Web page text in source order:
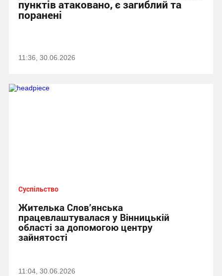
пунктів атаковано, є загиблий та
поранені
11:36, 30.06.2026
Суспільство
Жителька Слов’янська
працевлаштувалася у Вінницькій
області за допомогою центру
зайнятості
11:04, 30.06.2026